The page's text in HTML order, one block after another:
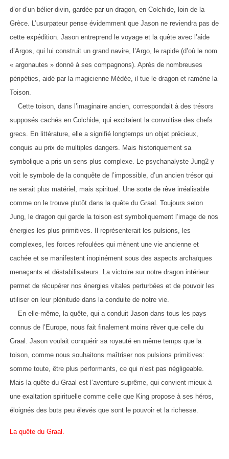
d’or d’un bélier divin, gardée par un dragon, en Colchide, loin de la
Grèce. L’usurpateur pense évidemment que Jason ne reviendra pas de
cette expédition. Jason entreprend le voyage et la quête avec l’aide
d’Argos, qui lui construit un grand navire, l’Argo, le rapide (d’où le nom
« argonautes » donné à ses compagnons). Après de nombreuses
péripéties, aidé par la magicienne Médée, il tue le dragon et ramène la
Toison.
Cette toison, dans l’imaginaire ancien, correspondait à des trésors
supposés cachés en Colchide, qui excitaient la convoitise des chefs
grecs. En littérature, elle a signifié longtemps un objet précieux,
conquis au prix de multiples dangers. Mais historiquement sa
symbolique a pris un sens plus complexe. Le psychanalyste Jung2 y
voit le symbole de la conquête de l’impossible, d’un ancien trésor qui
ne serait plus matériel, mais spirituel. Une sorte de rêve irréalisable
comme on le trouve plutôt dans la quête du Graal. Toujours selon
Jung, le dragon qui garde la toison est symboliquement l’image de nos
énergies les plus primitives. Il représenterait les pulsions, les
complexes, les forces refoulées qui mènent une vie ancienne et
cachée et se manifestent inopinément sous des aspects archaïques
menaçants et déstabilisateurs. La victoire sur notre dragon intérieur
permet de récupérer nos énergies vitales perturbées et de pouvoir les
utiliser en leur plénitude dans la conduite de notre vie.
En elle-même, la quête, qui a conduit Jason dans tous les pays
connus de l’Europe, nous fait finalement moins rêver que celle du
Graal. Jason voulait conquérir sa royauté en même temps que la
toison, comme nous souhaitons maîtriser nos pulsions primitives:
somme toute, être plus performants, ce qui n’est pas négligeable.
Mais la quête du Graal est l’aventure suprême, qui convient mieux à
une exaltation spirituelle comme celle que King propose à ses héros,
éloignés des buts peu élevés que sont le pouvoir et la richesse.
La quête du Graal.